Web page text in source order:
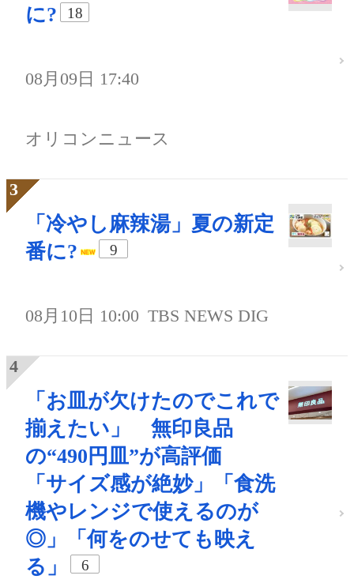
に?
18
08月09日 17:40
オリコンニュース
「冷やし麻辣湯」夏の新定
番に?
9
08月10日 10:00 TBS NEWS DIG
「お皿が欠けたのでこれで
揃えたい」 無印良品
の“490円皿”が高評価
「サイズ感が絶妙」「食洗
機やレンジで使えるのが
◎」「何をのせても映え
る」
6